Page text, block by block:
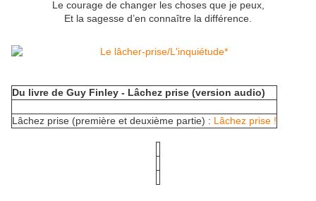
Le courage de changer les choses que je peux,
Et la sagesse d’en connaître la différence.
Du livre de Guy Finley - Lâchez prise (version audio)
Lâchez prise (première et deuxième partie) : Lâchez prise !